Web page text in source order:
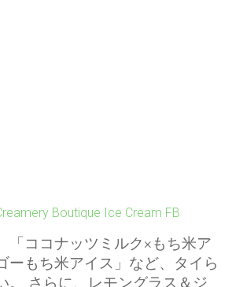
Boutique Ice Cream FB
「ココナッツミルク×もち米ア
ーもち米アイス」など、タイら
。 さらに、レモングラス＆ジ